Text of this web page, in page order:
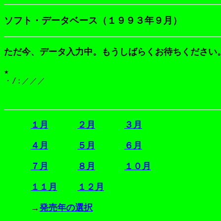
ソフト・データベース（１９９３年９月）
ただ今、データ入力中。もうしばらくお待ちください
★
１月 ２月 ３月
４月 ５月 ６月
７月 ８月 １０月
１１月 １２月
→発売年の選択